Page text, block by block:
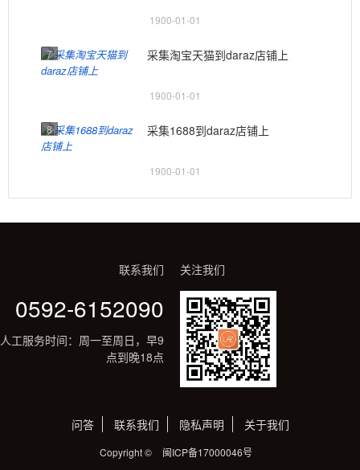
1900-01-01
7 采集淘宝天猫到daraz店铺上
1900-01-01
8 采集1688到daraz店铺上
1900-01-01
联系我们
0592-6152090
人工服务时间：周一至周日，早9
点到晚18点
关注我们
问答 联系我们 隐私声明 关于我们
Copyright © 闽ICP备17000046号